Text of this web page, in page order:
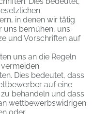
in denen wir tätig
uns bemühen, uns
und Vorschriften auf
uns an die Regeln
Dies bedeutet, dass
auf eine
behandeln und dass
wettbewerbswidrigen